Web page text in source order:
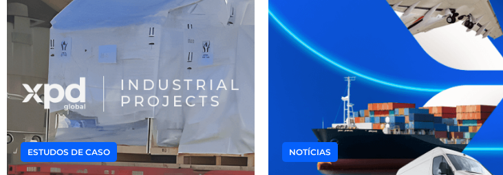
ESTUDOS DE CASO NOTÍCIAS